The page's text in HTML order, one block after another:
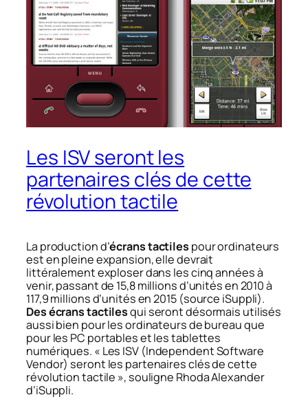
Les ISV seront les
partenaires clés de cette
révolution tactile
La production d’écrans tactiles pour ordinateurs
est en pleine expansion, elle devrait
littéralement exploser dans les cinq années à
venir, passant de 15,8 millions d’unités en 2010 à
117,9 millions d’unités en 2015 (source iSuppli).
Des écrans tactilesqui seront désormais utilisés
aussi bien pour les ordinateurs de bureau que
pour les PC portables et les tablettes
numériques. « Les ISV (Independent Software
Vendor) seront les partenaires clés de cette
révolution tactile », souligne Rhoda Alexander
d’iSuppli.